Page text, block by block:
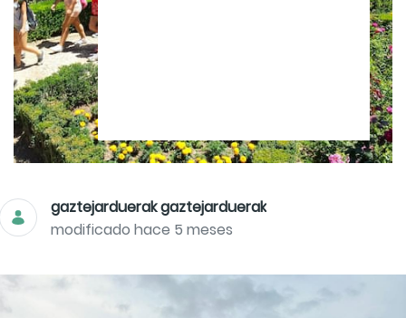
gaztejarduerak gaztejarduerak
modificado hace 5 meses